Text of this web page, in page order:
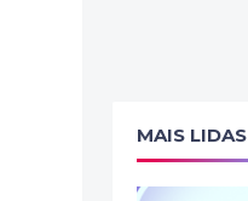
MAIS LIDAS